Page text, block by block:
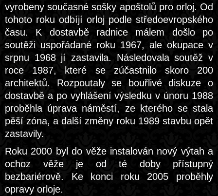
vyrobeny současné sošky apoštolů pro orloj. Od
tohoto roku odbíjí orloj podle středoevropského
času. K dostavbě radnice málem došlo po
soutěži uspořádané roku 1967, ale okupace v
srpnu 1968 jí zastavila. Následovala soutěž v
roce 1987, které se zúčastnilo skoro 200
architektů. Rozpoutaly se bouřlivé diskuze o
dostavbě a po vyhlášení výsledku v únoru 1988
proběhla úprava náměstí, ze kterého se stala
pěší zóna, a další změny roku 1989 stavbu opět
zastavily.
Roku 2000 byl do věže instalován nový výtah a
ochoz věže je od té doby přístupný
bezbariérově. Ke konci roku 2005 proběhly
opravy orloje.